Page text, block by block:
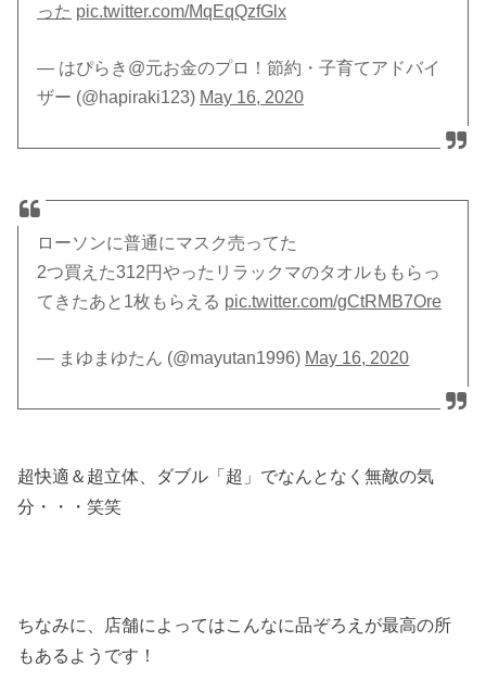
った pic.twitter.com/MqEqQzfGlx
— はぴらき@元お金のプロ！節約・子育てアドバイ
ザー (@hapiraki123) May 16, 2020
ローソンに普通にマスク売ってた
2つ買えた312円やったリラックマのタオルももらっ
てきたあと1枚もらえる pic.twitter.com/gCtRMB7Ore
— まゆまゆたん (@mayutan1996) May 16, 2020
超快適＆超立体、ダブル「超」でなんとなく無敵の気
分・・・笑笑
ちなみに、店舗によってはこんなに品ぞろえが最高の所
もあるようです！